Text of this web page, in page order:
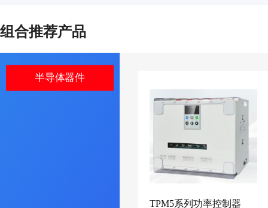
组合推荐产品
半导体器件
TPM5系列功率控制器